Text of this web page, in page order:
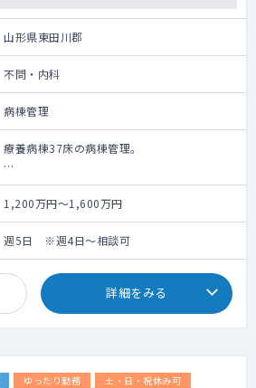
山形県東田川郡
不問・内科
病棟管理
療養病棟37床の病棟管理。
■主な疾患
一般病棟での治療を終えた方。
施設入所を待たれている方。
人工透析を受けている方。（透析管理は腎臓
内科医師が担当）
終末期を迎えている方。
1,200万円～1,600万円
週5日 ※週4日～相談可
詳細をみる
ゆったり勤務
土・日・祝休み可